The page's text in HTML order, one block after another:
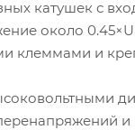
катушек с
около 0.45×U
клеммами и
и